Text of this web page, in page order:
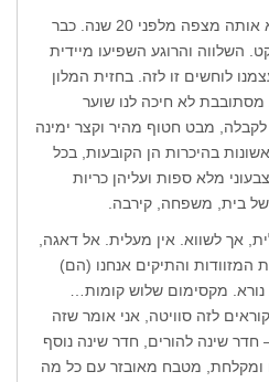
הגענו למצפה רמון. זו ממש לא אותה מצפה מלפני 20 שנה. כבר
השלווה והרוגע השפיעו מיידית
לוחשים זו לזה. בחזית המלון
מסתובבת לא חיכה לנו שוער
מבט חטוף מהיר וקצר ימינה
השניות הראשונות בהיכרות הן הקובעות, בכל
מלא ספות ועליהן כריות
של בית, משפחה, קירבה.
אך לשווא. אין מעלית. אל דאגה,
המזוודות והתיקים אנחנו (הם)
מקסימום שלוש קומות…
לזה סוויטה, אני אומר שזה
חדר שינה להורים, חדר שינה נוסף
ומקלחת, מטבח מאובזר עם כל מה